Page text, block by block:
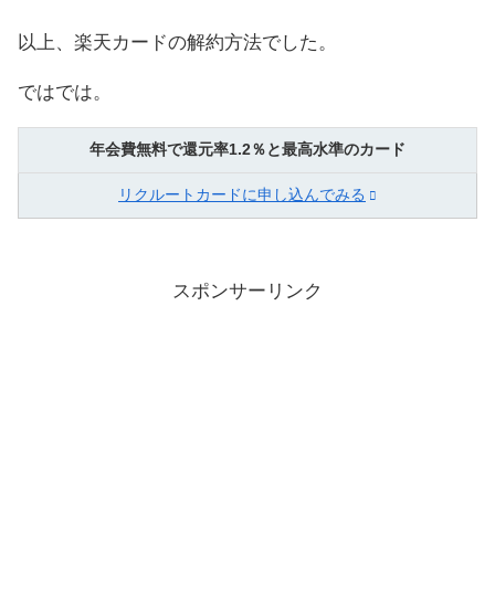
以上、楽天カードの解約方法でした。
ではでは。
年会費無料で還元率1.2％と最高水準のカード
リクルートカードに申し込んでみる
スポンサーリンク